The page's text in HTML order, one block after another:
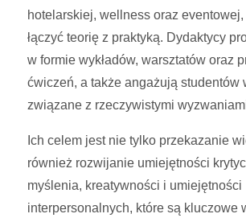
hotelarskiej, wellness oraz
łączyć teorię z praktyką. Dydaktycy
w formie wykładów, warsztatów oraz
ćwiczeń, a także angażują studentów
związane z rzeczywistymi
Ich celem jest nie tylko przekazanie
również rozwijanie umiejętności
myślenia, kreatywności i umiejętności
interpersonalnych, które są kluczowe